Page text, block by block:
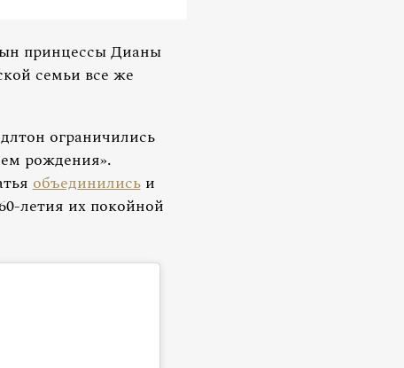
принцессы Дианы
семьи все же
ограничились
рождения».
объединилисьи
летия их покойной